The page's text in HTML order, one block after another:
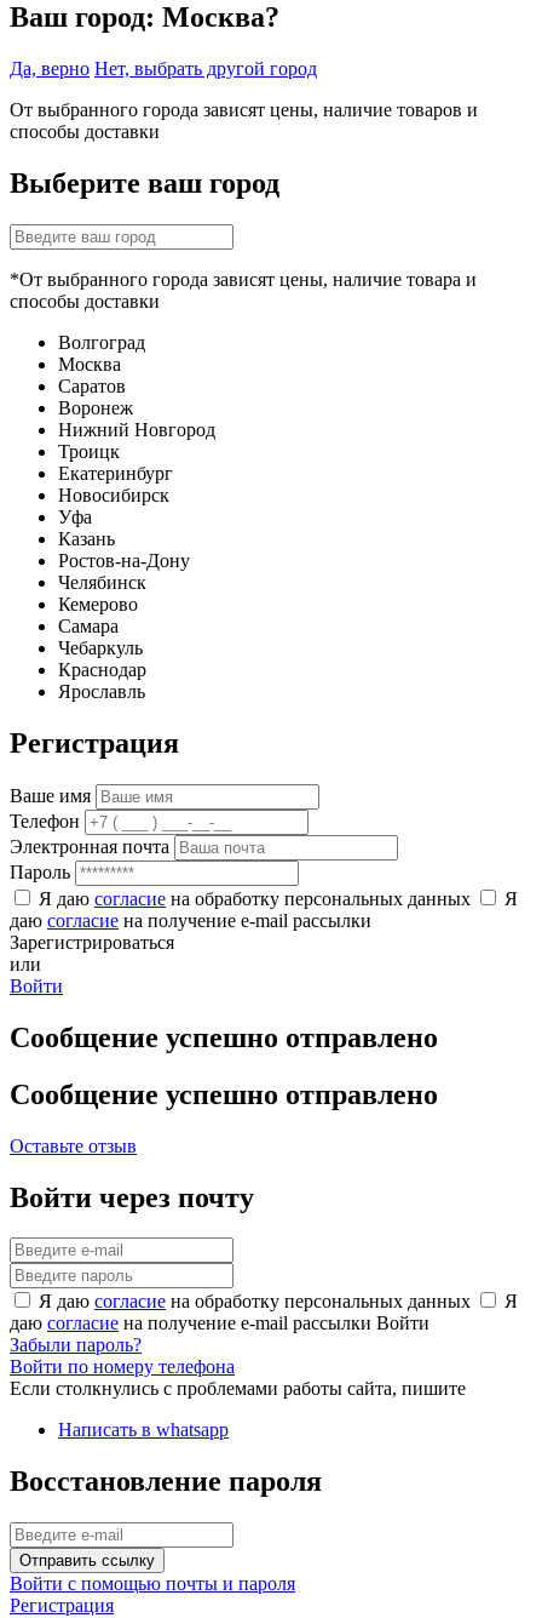
Ваш город: Москва?
Да, верно Нет, выбрать другой город
От выбранного города зависят цены, наличие товаров и
способы доставки
Выберите ваш город
*От выбранного города зависят цены, наличие товара и
способы доставки
Волгоград
Москва
Саратов
Воронеж
Нижний Новгород
Троицк
Екатеринбург
Новосибирск
Уфа
Казань
Ростов-на-Дону
Челябинск
Кемерово
Самара
Чебаркуль
Краснодар
Ярославль
Регистрация
Ваше имя
Телефон
Электронная почта
Пароль
Я даю согласие на обработку персональных данных
Я
даю согласие на получение e-mail рассылки
Зарегистрироваться
или
Войти
Сообщение успешно отправлено
Сообщение успешно отправлено
Оставьте отзыв
Войти через почту
Я даю согласие на обработку персональных данных
Я
даю согласие на получение e-mail рассылки Войти
Забыли пароль?
Войти по номеру телефона
Если столкнулись с проблемами работы сайта, пишите
Написать в whatsapp
Восстановление пароля
Отправить ссылку
Войти с помощью почты и пароля
Регистрация